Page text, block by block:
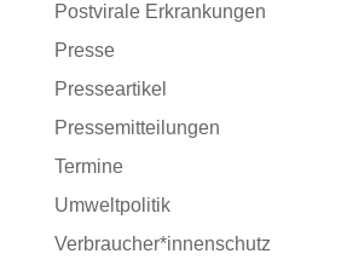
Postvirale Erkrankungen
Presse
Presseartikel
Pressemitteilungen
Termine
Umweltpolitik
Verbraucher*innenschutz